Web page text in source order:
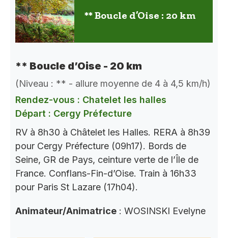
** Boucle d’Oise : 20 km
** Boucle d’Oise - 20 km
(Niveau : ** - allure moyenne de 4 à 4,5 km/h)
Rendez-vous : Chatelet les halles
Départ : Cergy Préfecture
RV à 8h30 à Châtelet les Halles. RERA à 8h39
pour Cergy Préfecture (09h17). Bords de
Seine, GR de Pays, ceinture verte de l’Île de
France. Conflans-Fin-d’Oise. Train à 16h33
pour Paris St Lazare (17h04).
Animateur/Animatrice : WOSINSKI Evelyne